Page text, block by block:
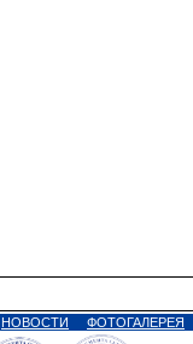
НОВОСТИ ФОТОГАЛЕРЕЯ